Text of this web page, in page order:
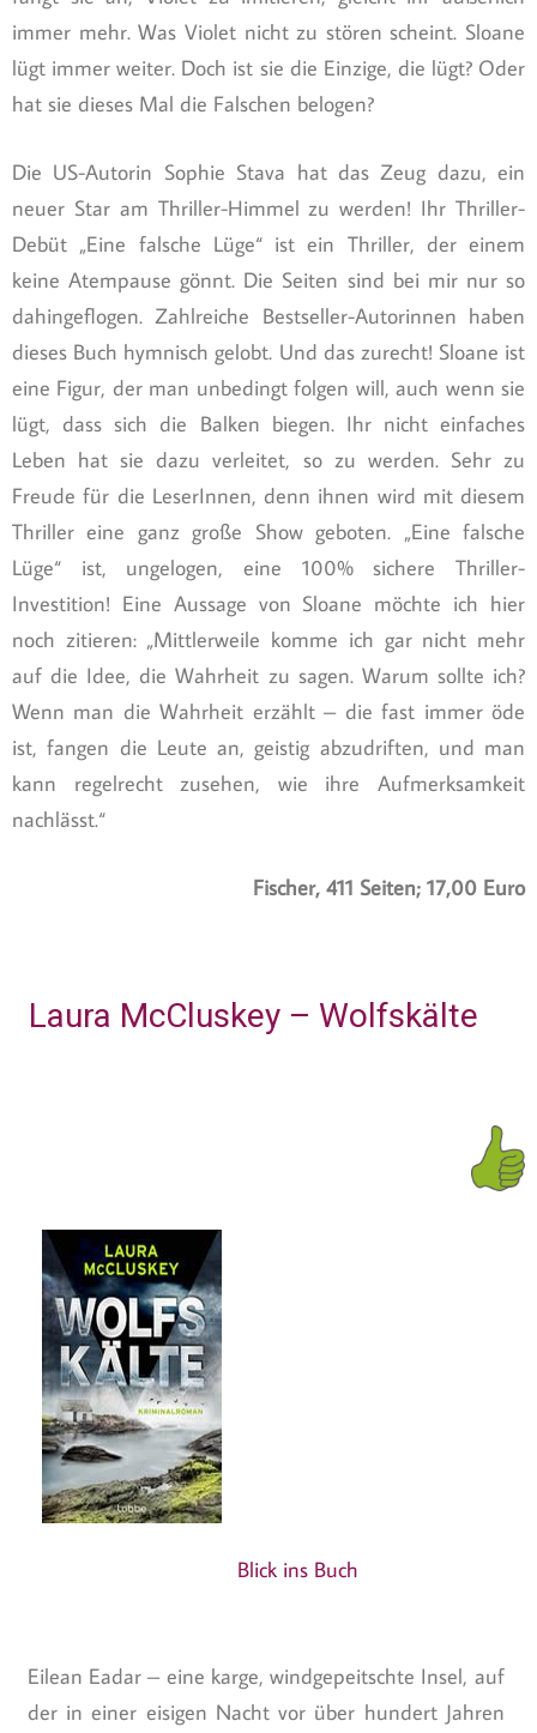
immer mehr. Was Violet nicht zu stören scheint. Sloane
lügt immer weiter. Doch ist sie die Einzige, die lügt? Oder
hat sie dieses Mal die Falschen belogen?
Die US-Autorin Sophie Stava hat das Zeug dazu, ein
neuer Star am Thriller-Himmel zu werden! Ihr Thriller-
Debüt „Eine falsche Lüge“ ist ein Thriller, der einem
keine Atempause gönnt. Die Seiten sind bei mir nur so
dahingeflogen. Zahlreiche Bestseller-Autorinnen haben
dieses Buch hymnisch gelobt. Und das zurecht! Sloane ist
eine Figur, der man unbedingt folgen will, auch wenn sie
lügt, dass sich die Balken biegen. Ihr nicht einfaches
Leben hat sie dazu verleitet, so zu werden. Sehr zu
Freude für die LeserInnen, denn ihnen wird mit diesem
Thriller eine ganz große Show geboten. „Eine falsche
Lüge“ ist, ungelogen, eine 100% sichere Thriller-
Investition! Eine Aussage von Sloane möchte ich hier
noch zitieren: „Mittlerweile komme ich gar nicht mehr
auf die Idee, die Wahrheit zu sagen. Warum sollte ich?
Wenn man die Wahrheit erzählt – die fast immer öde
ist, fangen die Leute an, geistig abzudriften, und man
kann regelrecht zusehen, wie ihre Aufmerksamkeit
nachlässt.“
Fischer, 411 Seiten; 17,00 Euro
Laura McCluskey – Wolfskälte
Blick ins Buch
Eilean Eadar – eine karge, windgepeitschte Insel, auf
der in einer eisigen Nacht vor über hundert Jahren